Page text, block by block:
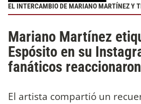
EL INTERCAMBIO DE MARIANO MARTÍNEZ Y
Mariano Martínez
Espósito en su
fanáticos reaccionaron
El artista compartió un